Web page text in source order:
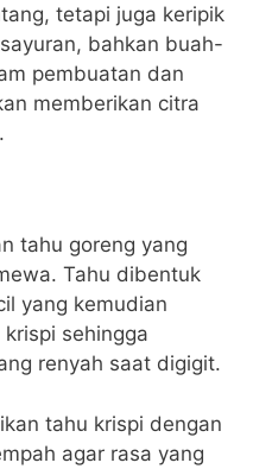
tetapi juga keripik
bahkan buah-
pembuatan dan
memberikan citra
tahu goreng yang
Tahu dibentuk
yang kemudian
sehingga
renyah saat digigit.
tahu krispi dengan
agar rasa yang